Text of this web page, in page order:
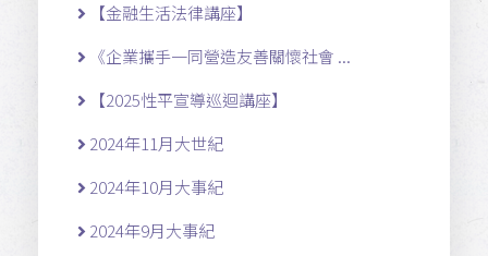
【金融生活法律講座】
《企業攜手一同營造友善關懷社會 ...
【2025性平宣導巡迴講座】
2024年11月大世紀
2024年10月大事紀
2024年9月大事紀